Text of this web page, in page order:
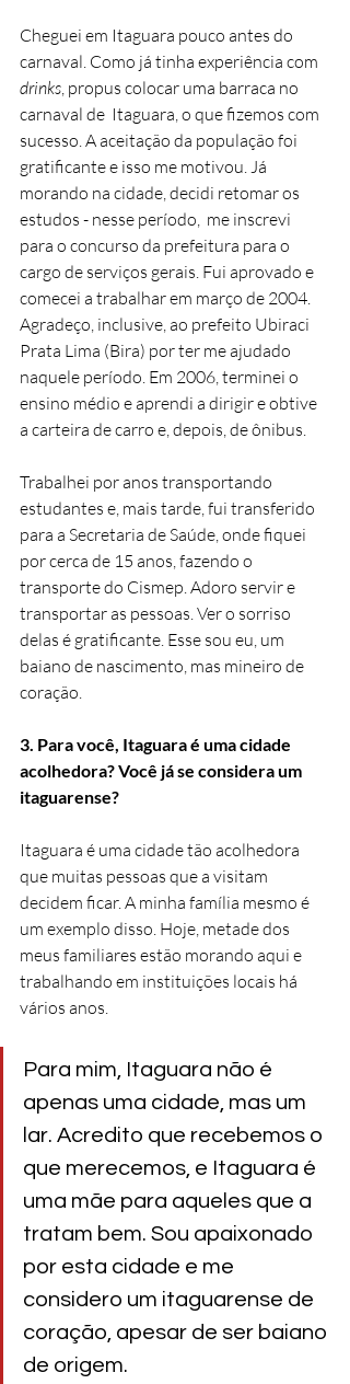
Cheguei em Itaguara pouco antes do
carnaval. Como já tinha experiência com
drinks, propus colocar uma barraca no
carnaval de  Itaguara, o que fizemos com
sucesso. A aceitação da população foi
gratificante e isso me motivou. Já
morando na cidade, decidi retomar os
estudos - nesse período,  me inscrevi
para o concurso da prefeitura para o
cargo de serviços gerais. Fui aprovado e
comecei a trabalhar em março de 2004.
Agradeço, inclusive, ao prefeito Ubiraci
Prata Lima (Bira) por ter me ajudado
naquele período. Em 2006, terminei o
ensino médio e aprendi a dirigir e obtive
a carteira de carro e, depois, de ônibus.
Trabalhei por anos transportando
estudantes e, mais tarde, fui transferido
para a Secretaria de Saúde, onde fiquei
por cerca de 15 anos, fazendo o
transporte do Cismep. Adoro servir e
transportar as pessoas. Ver o sorriso
delas é gratificante. Esse sou eu, um
baiano de nascimento, mas mineiro de
coração.
3. Para você, Itaguara é uma cidade
acolhedora? Você já se considera um
itaguarense?
Itaguara é uma cidade tão acolhedora
que muitas pessoas que a visitam
decidem ficar. A minha família mesmo é
um exemplo disso. Hoje, metade dos
meus familiares estão morando aqui e
trabalhando em instituições locais há
vários anos.
Para mim, Itaguara não é
apenas uma cidade, mas um
lar. Acredito que recebemos o
que merecemos, e Itaguara é
uma mãe para aqueles que a
tratam bem. Sou apaixonado
por esta cidade e me
considero um itaguarense de
coração, apesar de ser baiano
de origem.